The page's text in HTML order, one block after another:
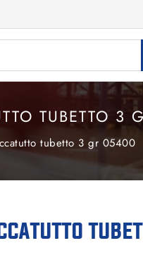
TUBETTO 3
tubetto 3 gr 05400